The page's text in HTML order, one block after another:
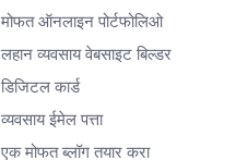
मोफत ऑनलाइन पोर्टफोलिओ
लहान व्यवसाय वेबसाइट बिल्डर
डिजिटल कार्ड
व्यवसाय ईमेल पत्ता
एक मोफत ब्लॉग तयार करा